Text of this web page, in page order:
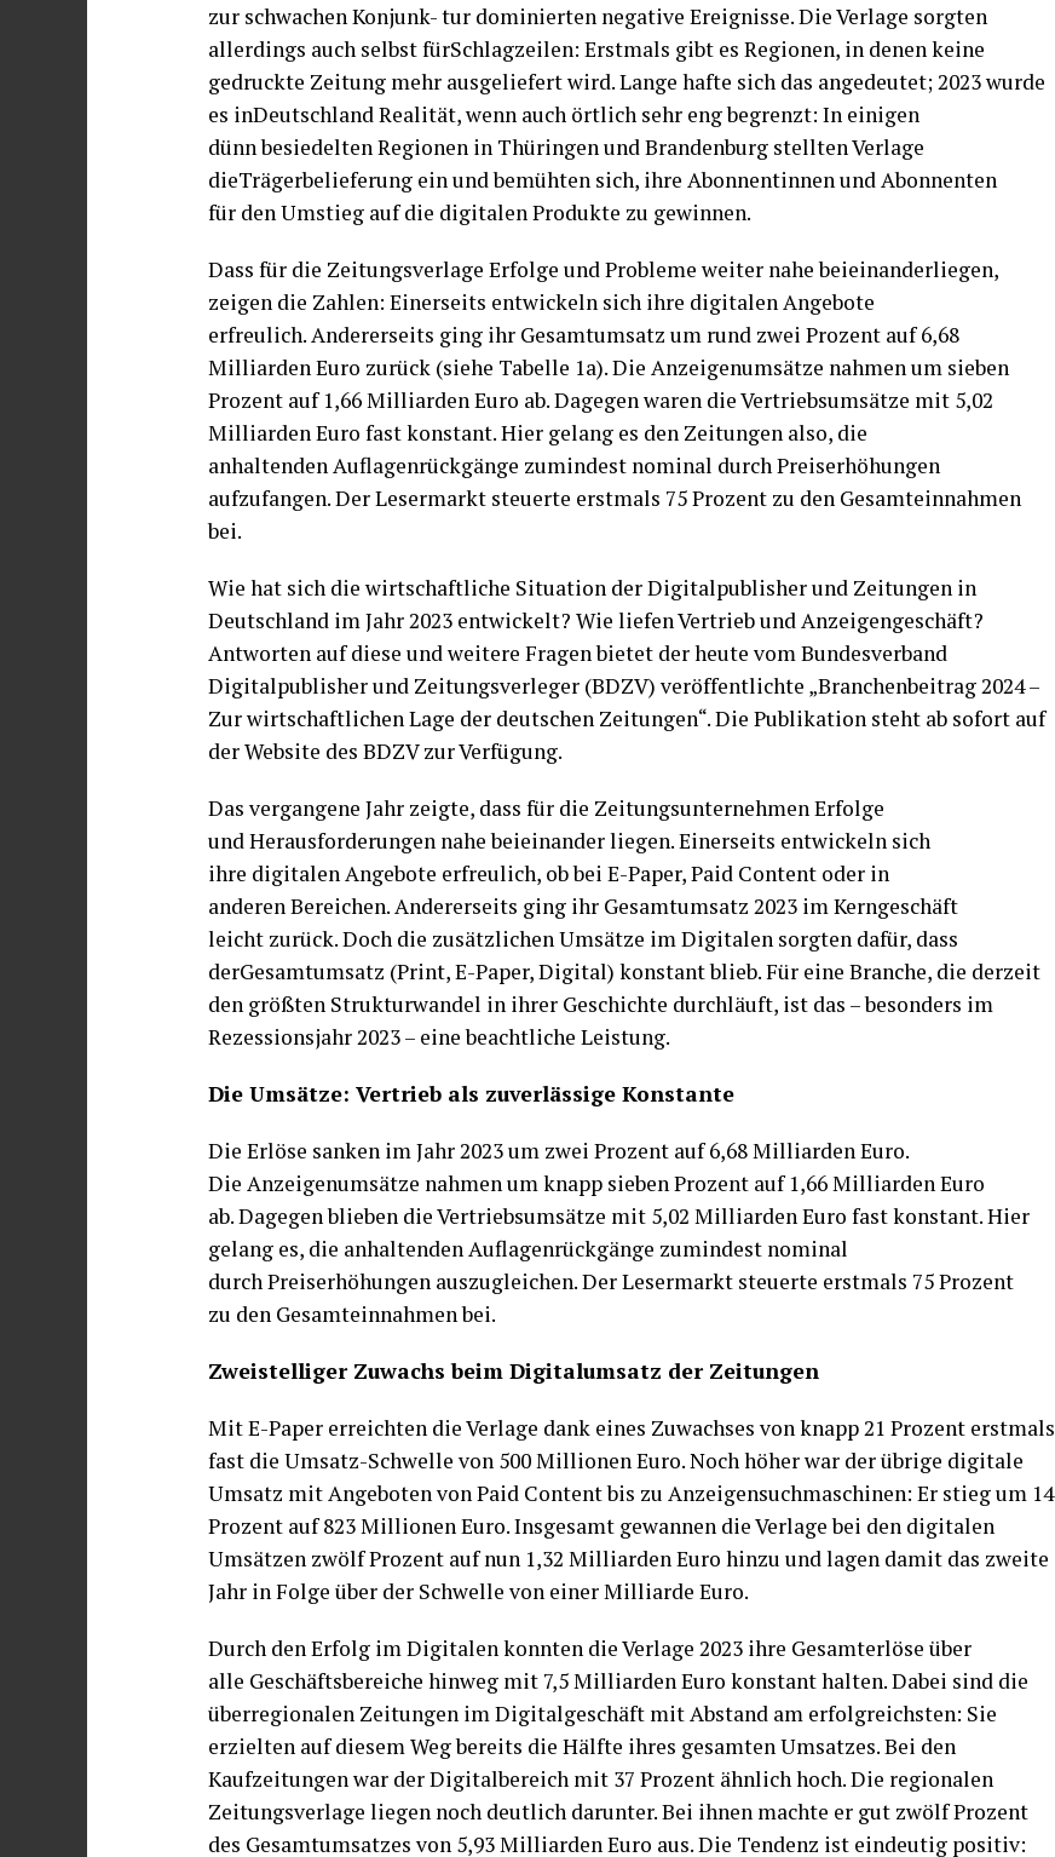
zur schwachen Konjunk- tur dominierten negative Ereignisse. Die Verlage sorgten
allerdings auch selbst fürSchlagzeilen: Erstmals gibt es Regionen, in denen keine
gedruckte Zeitung mehr ausgeliefert wird. Lange hafte sich das angedeutet; 2023 wurde
es inDeutschland Realität, wenn auch örtlich sehr eng begrenzt: In einigen
dünn besiedelten Regionen in Thüringen und Brandenburg stellten Verlage
dieTrägerbelieferung ein und bemühten sich, ihre Abonnentinnen und Abonnenten
für den Umstieg auf die digitalen Produkte zu gewinnen.
Dass für die Zeitungsverlage Erfolge und Probleme weiter nahe beieinanderliegen,
zeigen die Zahlen: Einerseits entwickeln sich ihre digitalen Angebote
erfreulich. Andererseits ging ihr Gesamtumsatz um rund zwei Prozent auf 6,68
Milliarden Euro zurück (siehe Tabelle 1a). Die Anzeigenumsätze nahmen um sieben
Prozent auf 1,66 Milliarden Euro ab. Dagegen waren die Vertriebsumsätze mit 5,02
Milliarden Euro fast konstant. Hier gelang es den Zeitungen also, die
anhaltenden Auflagenrückgänge zumindest nominal durch Preiserhöhungen
aufzufangen. Der Lesermarkt steuerte erstmals 75 Prozent zu den Gesamteinnahmen
bei.
Wie hat sich die wirtschaftliche Situation der Digitalpublisher und Zeitungen in
Deutschland im Jahr 2023 entwickelt? Wie liefen Vertrieb und Anzeigengeschäft?
Antworten auf diese und weitere Fragen bietet der heute vom Bundesverband
Digitalpublisher und Zeitungsverleger (BDZV) veröffentlichte „Branchenbeitrag 2024 –
Zur wirtschaftlichen Lage der deutschen Zeitungen“. Die Publikation steht ab sofort auf
der Website des BDZV zur Verfügung.
Das vergangene Jahr zeigte, dass für die Zeitungsunternehmen Erfolge
und Herausforderungen nahe beieinander liegen. Einerseits entwickeln sich
ihre digitalen Angebote erfreulich, ob bei E-Paper, Paid Content oder in
anderen Bereichen. Andererseits ging ihr Gesamtumsatz 2023 im Kerngeschäft
leicht zurück. Doch die zusätzlichen Umsätze im Digitalen sorgten dafür, dass
derGesamtumsatz (Print, E-Paper, Digital) konstant blieb. Für eine Branche, die derzeit
den größten Strukturwandel in ihrer Geschichte durchläuft, ist das – besonders im
Rezessionsjahr 2023 – eine beachtliche Leistung.
Die Umsätze: Vertrieb als zuverlässige Konstante
Die Erlöse sanken im Jahr 2023 um zwei Prozent auf 6,68 Milliarden Euro.
Die Anzeigenumsätze nahmen um knapp sieben Prozent auf 1,66 Milliarden Euro
ab. Dagegen blieben die Vertriebsumsätze mit 5,02 Milliarden Euro fast konstant. Hier
gelang es, die anhaltenden Auflagenrückgänge zumindest nominal
durch Preiserhöhungen auszugleichen. Der Lesermarkt steuerte erstmals 75 Prozent
zu den Gesamteinnahmen bei.
Zweistelliger Zuwachs beim Digitalumsatz der Zeitungen
Mit E-Paper erreichten die Verlage dank eines Zuwachses von knapp 21 Prozent erstmals
fast die Umsatz-Schwelle von 500 Millionen Euro. Noch höher war der übrige digitale
Umsatz mit Angeboten von Paid Content bis zu Anzeigensuchmaschinen: Er stieg um 14
Prozent auf 823 Millionen Euro. Insgesamt gewannen die Verlage bei den digitalen
Umsätzen zwölf Prozent auf nun 1,32 Milliarden Euro hinzu und lagen damit das zweite
Jahr in Folge über der Schwelle von einer Milliarde Euro.
Durch den Erfolg im Digitalen konnten die Verlage 2023 ihre Gesamterlöse über
alle Geschäftsbereiche hinweg mit 7,5 Milliarden Euro konstant halten. Dabei sind die
überregionalen Zeitungen im Digitalgeschäft mit Abstand am erfolgreichsten: Sie
erzielten auf diesem Weg bereits die Hälfte ihres gesamten Umsatzes. Bei den
Kaufzeitungen war der Digitalbereich mit 37 Prozent ähnlich hoch. Die regionalen
Zeitungsverlage liegen noch deutlich darunter. Bei ihnen machte er gut zwölf Prozent
des Gesamtumsatzes von 5,93 Milliarden Euro aus. Die Tendenz ist eindeutig positiv: